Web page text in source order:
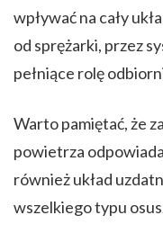
wpływać na cały
od sprężarki, przez
pełniące rolę
Warto pamiętać, że
powietrza
również układ
wszelkiego typu